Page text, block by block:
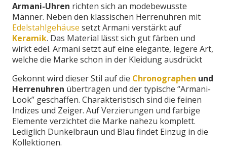
Armani-Uhren richten sich an modebewusste
Männer. Neben den klassischen Herrenuhren mit
Edelstahlgehäuse setzt Armani verstärkt auf
Keramik. Das Material lässt sich gut färben und
wirkt edel. Armani setzt auf eine elegante, legere Art,
welche die Marke schon in der Kleidung ausdrückt
Gekonnt wird dieser Stil auf die Chronographen und
Herrenuhren übertragen und der typische “Armani-
Look” geschaffen. Charakteristisch sind die feinen
Indizes und Zeiger. Auf Verzierungen und farbige
Elemente verzichtet die Marke nahezu komplett.
Lediglich Dunkelbraun und Blau findet Einzug in die
Kollektionen.